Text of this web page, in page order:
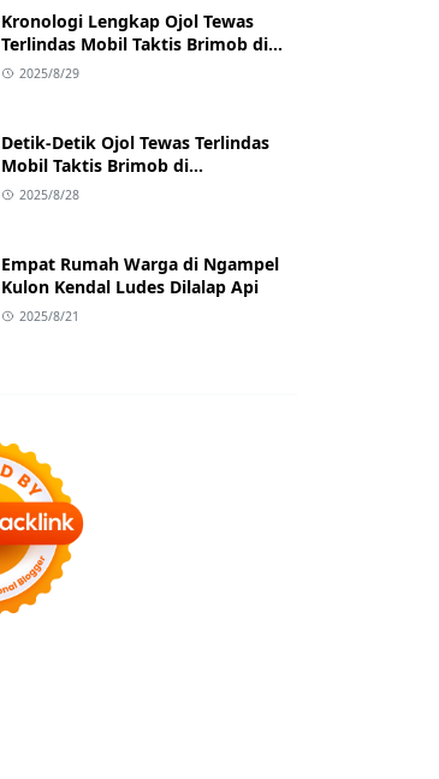
Kronologi Lengkap Ojol Tewas
Terlindas Mobil Taktis Brimob di
Pejompongan, Ternyata Sedang
2025/8/29
Detik-Detik Ojol Tewas Terlindas
Mobil Taktis Brimob di
Pejompongan, Viral di Medsos
2025/8/28
Empat Rumah Warga di Ngampel
Kulon Kendal Ludes Dilalap Api
2025/8/21